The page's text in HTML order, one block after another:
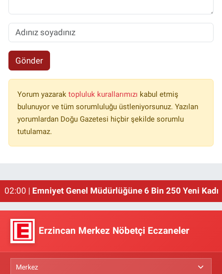
Gönder
Yorum yazarak topluluk kurallarımızı kabul etmiş
bulunuyor ve tüm sorumluluğu üstleniyorsunuz. Yazılan
yorumlardan Doğu Gazetesi hiçbir şekilde sorumlu
tutulamaz.
02:00 | Emniyet Genel Müdürlüğüne 6 Bin 250 Yeni
Erzincan Merkez Nöbetçi Eczaneler